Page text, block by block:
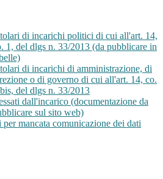
di incarichi politici di cui all'art. 14,
1, del dlgs n. 33/2013 (da pubblicare in
di incarichi di amministrazione, di
o di governo di cui all'art. 14, co.
del dlgs n. 33/2013
dall'incarico (documentazione da
sul sito web)
per mancata comunicazione dei dati